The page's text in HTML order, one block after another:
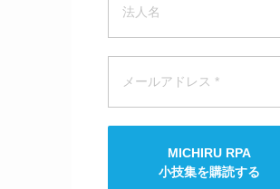
MICHIRU RPA
小技集を購読する